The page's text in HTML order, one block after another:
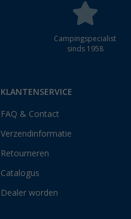
Campingspecialist
sinds 1958
KLANTENSERVICE
FAQ & Contact
Verzendinformatie
Retourneren
Catalogus
Dealer worden